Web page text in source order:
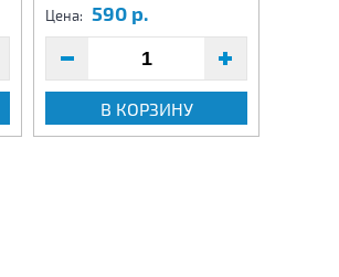
Цена: 590 р.
В КОРЗИНУ